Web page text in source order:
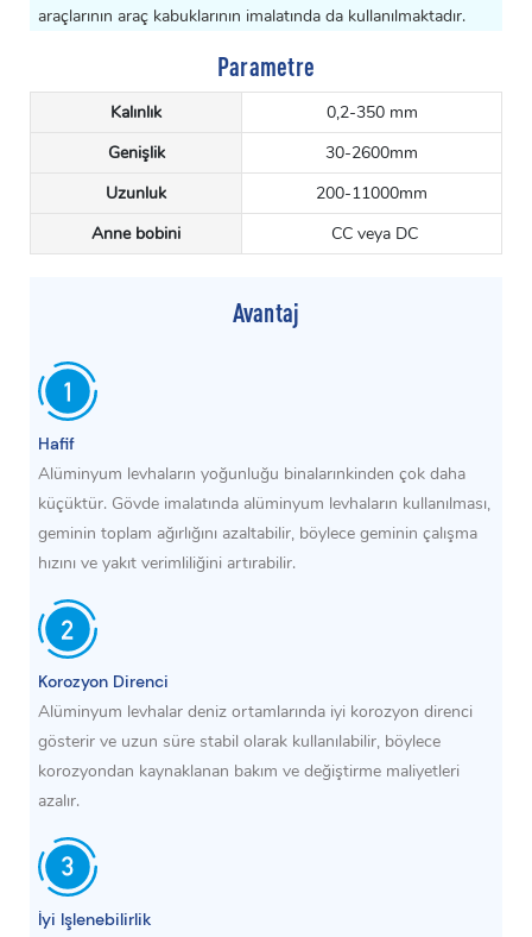
araçlarının araç kabuklarının imalatında da kullanılmaktadır.
Parametre
Kalınlık
0,2-350 mm
Genişlik
30-2600mm
Uzunluk
200-11000mm
Anne bobini
CC veya DC
Avantaj
Hafif
Alüminyum levhaların yoğunluğu binalarınkinden çok daha
küçüktür. Gövde imalatında alüminyum levhaların kullanılması,
geminin toplam ağırlığını azaltabilir, böylece geminin çalışma
hızını ve yakıt verimliliğini artırabilir.
Korozyon Direnci
Alüminyum levhalar deniz ortamlarında iyi korozyon direnci
gösterir ve uzun süre stabil olarak kullanılabilir, böylece
korozyondan kaynaklanan bakım ve değiştirme maliyetleri
azalır.
İyi Işlenebilirlik